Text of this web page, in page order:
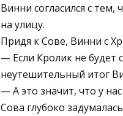
Винни согласился с
на улицу.
Придя к Сове, Винни с
— Если Кролик не будет
неутешительный итог
— А это значит, что у
Сова глубоко